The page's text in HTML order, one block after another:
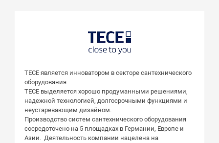
TECE является инноватором в секторе сантехнического
оборудования.
TECE выделяется хорошо продуманными решениями,
надежной технологией, долгосрочными функциями и
неустаревающим дизайном.
Производство систем сантехнического оборудования
сосредоточено на 5 площадках в Германии, Европе и
Азии. Деятельность компании нацелена на